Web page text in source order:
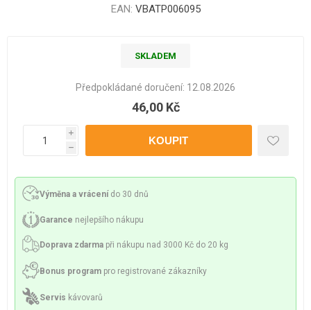
EAN: VBATP006095
SKLADEM
Předpokládané doručení: 12.08.2026
46,00 Kč
i
h
Výměna a vrácení do 30 dnů
Garance nejlepšího nákupu
Doprava zdarma při nákupu nad 3000 Kč do 20 kg
Bonus program pro registrované zákazníky
Servis kávovarů